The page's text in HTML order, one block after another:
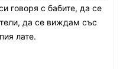
говоря с бабите, да се
да се виждам със
лате.